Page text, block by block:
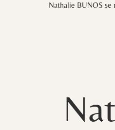
Nathalie BUNOS se